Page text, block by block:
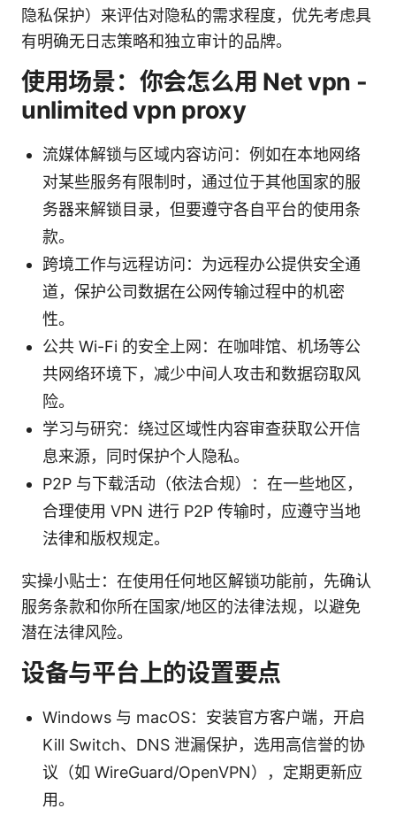
隐私保护）来评估对隐私的需求程度，优先考虑具
有明确无日志策略和独立审计的品牌。
使用场景：你会怎么用 Net vpn -
unlimited vpn proxy
流媒体解锁与区域内容访问：例如在本地网络
对某些服务有限制时，通过位于其他国家的服
务器来解锁目录，但要遵守各自平台的使用条
款。
跨境工作与远程访问：为远程办公提供安全通
道，保护公司数据在公网传输过程中的机密
性。
公共 Wi-Fi 的安全上网：在咖啡馆、机场等公
共网络环境下，减少中间人攻击和数据窃取风
险。
学习与研究：绕过区域性内容审查获取公开信
息来源，同时保护个人隐私。
P2P 与下载活动（依法合规）：在一些地区，
合理使用 VPN 进行 P2P 传输时，应遵守当地
法律和版权规定。
实操小贴士：在使用任何地区解锁功能前，先确认
服务条款和你所在国家/地区的法律法规，以避免
潜在法律风险。
设备与平台上的设置要点
Windows 与 macOS：安装官方客户端，开启
Kill Switch、DNS 泄漏保护，选用高信誉的协
议（如 WireGuard/OpenVPN），定期更新应
用。